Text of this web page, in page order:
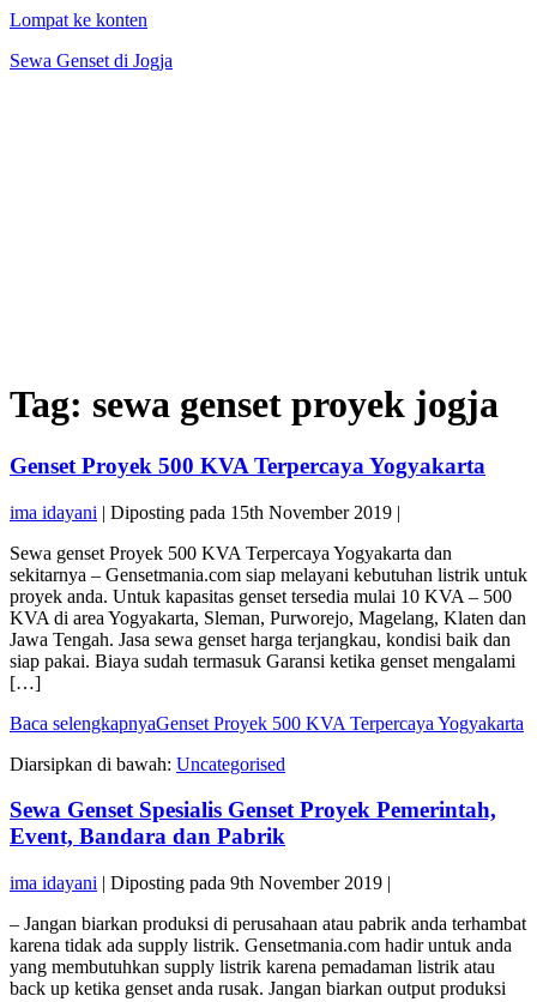
Lompat ke konten
Sewa Genset di Jogja
Tag: sewa genset proyek jogja
Genset Proyek 500 KVA Terpercaya Yogyakarta
ima idayani | Diposting pada 15th November 2019 |
Sewa genset Proyek 500 KVA Terpercaya Yogyakarta dan
sekitarnya – Gensetmania.com siap melayani kebutuhan listrik untuk
proyek anda. Untuk kapasitas genset tersedia mulai 10 KVA – 500
KVA di area Yogyakarta, Sleman, Purworejo, Magelang, Klaten dan
Jawa Tengah. Jasa sewa genset harga terjangkau, kondisi baik dan
siap pakai. Biaya sudah termasuk Garansi ketika genset mengalami
[…]
Baca selengkapnyaGenset Proyek 500 KVA Terpercaya Yogyakarta
Diarsipkan di bawah: Uncategorised
Sewa Genset Spesialis Genset Proyek Pemerintah,
Event, Bandara dan Pabrik
ima idayani | Diposting pada 9th November 2019 |
– Jangan biarkan produksi di perusahaan atau pabrik anda terhambat
karena tidak ada supply listrik. Gensetmania.com hadir untuk anda
yang membutuhkan supply listrik karena pemadaman listrik atau
back up ketika genset anda rusak. Jangan biarkan output produksi